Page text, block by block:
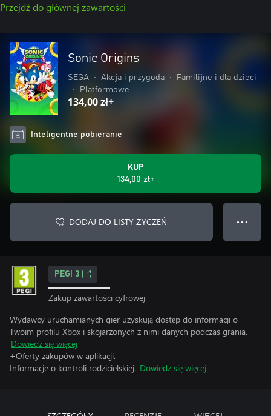
Przejdź do głównej zawartości
Sonic Origins
SEGA • Akcja i przygoda •
Familijne i dla dzieci
•
Platformowe
134,00 zł+
Inteligentne pobieranie
KUP
134,00 zł+
DODAJ DO LISTY ŻYCZEŃ ● ● ●
PEGI 3
Zakup zawartości cyfrowej
Wydawcy uruchamianych gier uzyskują dostęp do informacji o
Twoim profilu Xbox i skojarzonych z nimi danych podczas grania.
Dowiedz się więcej
+Oferty zakupów w aplikacji.
Informacje o kontroli rodzicielskiej. Dowiedz się więcej